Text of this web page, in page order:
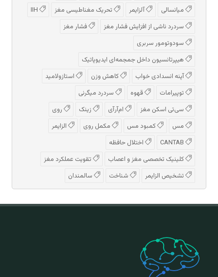
میانسالی
آلزایمر تحریک مغناطیسی مغز
سردرد ناشی از افزایش فشار مغز
فشار مغز
سودوتومور سربری
هیپرتانسیون داخل جمجمه‌ای ایدیوپاتیک
آپنه انسدادی خواب
کاهش وزن
استازولامید
توپیرامات
قهوه
سردرد میگرنی
سی‌تی اسکن مغز
ام‌آر‌آی زینک
روی
مس
کمبود مس مکمل روی
الزایمر
اختلال حافظه
کلینیک تخصصی مغز و اعصاب
تقویت عملکرد مغز
تشخیص الزایمر
شناخت سالمندان